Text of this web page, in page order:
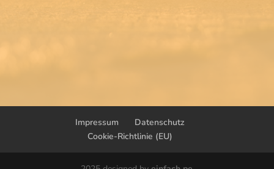
Impressum
Datenschutz
Cookie-Richtlinie (EU)